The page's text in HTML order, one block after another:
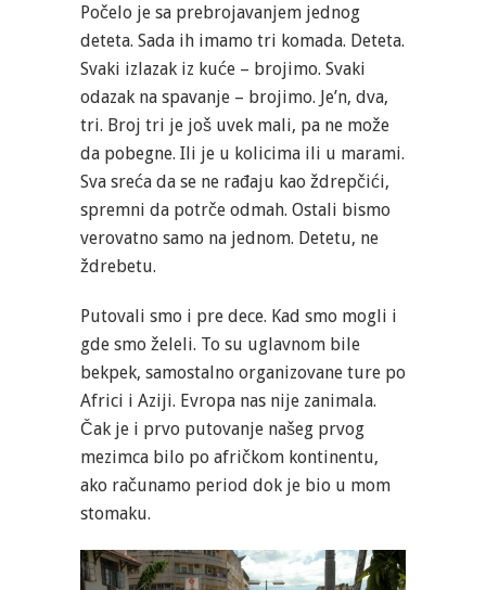
Počelo je sa prebrojavanjem jednog
deteta. Sada ih imamo tri komada. Deteta.
Svaki izlazak iz kuće – brojimo. Svaki
odazak na spavanje – brojimo. Je’n, dva,
tri. Broj tri je još uvek mali, pa ne može
da pobegne. Ili je u kolicima ili u marami.
Sva sreća da se ne rađaju kao ždrepčići,
spremni da potrče odmah. Ostali bismo
verovatno samo na jednom. Detetu, ne
ždrebetu.
Putovali smo i pre dece. Kad smo mogli i
gde smo želeli. To su uglavnom bile
bekpek, samostalno organizovane ture po
Africi i Aziji. Evropa nas nije zanimala.
Čak je i prvo putovanje našeg prvog
mezimca bilo po afričkom kontinentu,
ako računamo period dok je bio u mom
stomaku.